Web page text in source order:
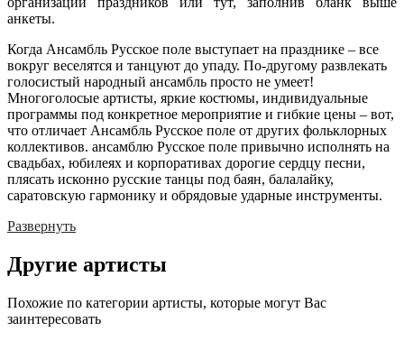
анкеты.
Когда Ансамбль Русское поле выступает на празднике – все
вокруг веселятся и танцуют до упаду. По-другому развлекать
голосистый народный ансамбль просто не умеет!
Многоголосые артисты, яркие костюмы, индивидуальные
программы под конкретное мероприятие и гибкие цены – вот,
что отличает Ансамбль Русское поле от других фольклорных
коллективов. ансамблю Русское поле привычно исполнять на
свадьбах, юбилеях и корпоративах дорогие сердцу песни,
плясать исконно русские танцы под баян, балалайку,
саратовскую гармонику и обрядовые ударные инструменты.
Развернуть
Другие артисты
Похожие по категории артисты, которые могут Вас
заинтересовать